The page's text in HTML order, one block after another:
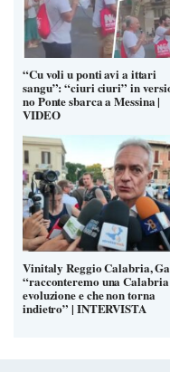
“Cu voli u ponti avi a ittari
sangu”: “ciuri ciuri” in
no Ponte sbarca a Messina |
VIDEO
Vinitaly Reggio Calabria,
“racconteremo una
evoluzione e che non torna
indietro” | INTERVISTA